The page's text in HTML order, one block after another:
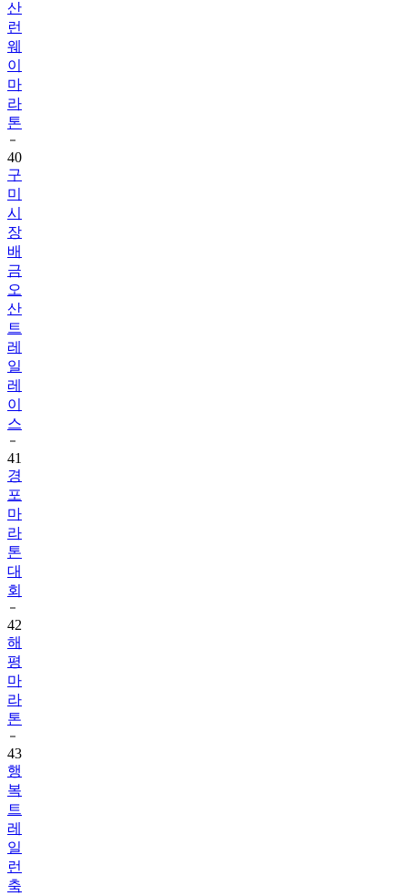
산
런
웨
이
마
라
톤
40
구
미
시
장
배
금
오
산
트
레
일
레
이
스
41
경
포
마
라
톤
대
회
42
해
평
마
라
톤
43
행
복
트
레
일
런
축